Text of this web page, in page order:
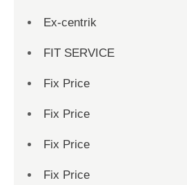
Ex-centrik
FIT SERVICE
Fix Price
Fix Price
Fix Price
Fix Price